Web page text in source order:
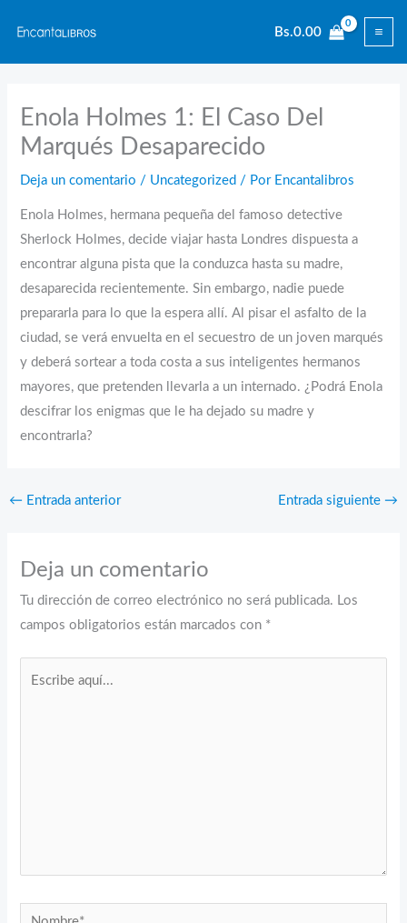
contenido
Bs.0.00
Enola Holmes 1: El Caso Del
Marqués Desaparecido
Deja un comentario / Uncategorized / Por Encantalibros
Enola Holmes, hermana pequeña del famoso detective
Sherlock Holmes, decide viajar hasta Londres dispuesta a
encontrar alguna pista que la conduzca hasta su madre,
desaparecida recientemente. Sin embargo, nadie puede
prepararla para lo que la espera allí. Al pisar el asfalto de la
ciudad, se verá envuelta en el secuestro de un joven marqués
y deberá sortear a toda costa a sus inteligentes hermanos
mayores, que pretenden llevarla a un internado. ¿Podrá Enola
descifrar los enigmas que le ha dejado su madre y
encontrarla?
← Entrada anterior Entrada siguiente →
Deja un comentario
Tu dirección de correo electrónico no será publicada. Los
campos obligatorios están marcados con *
Nombre*